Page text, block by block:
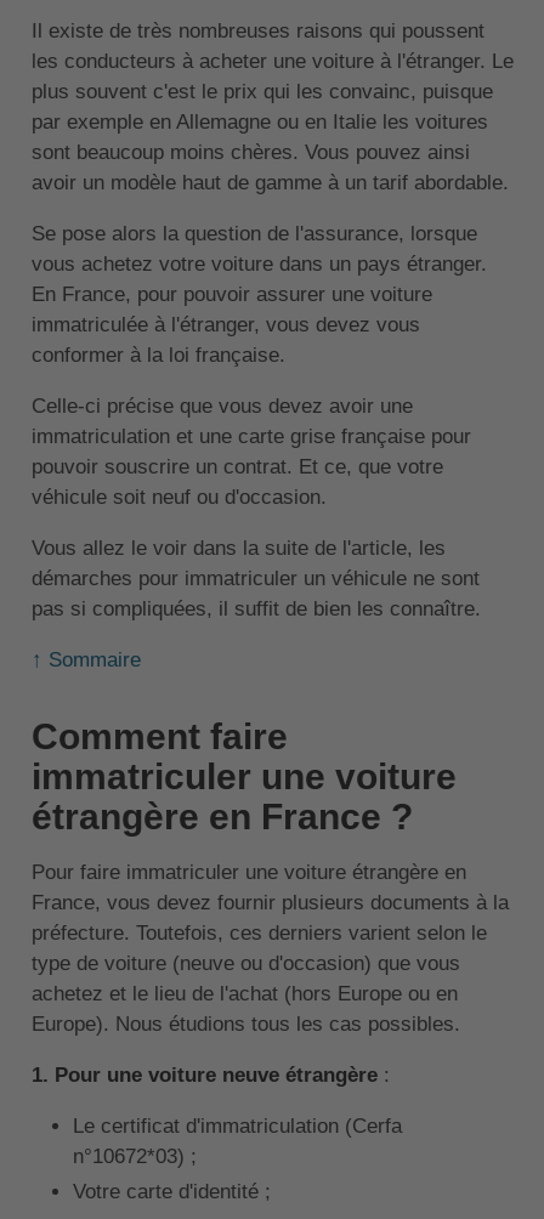
Il existe de très nombreuses raisons qui poussent
les conducteurs à acheter une voiture à l'étranger. Le
plus souvent c'est le prix qui les convainc, puisque
par exemple en Allemagne ou en Italie les voitures
sont beaucoup moins chères. Vous pouvez ainsi
avoir un modèle haut de gamme à un tarif abordable.
Se pose alors la question de l'assurance, lorsque
vous achetez votre voiture dans un pays étranger.
En France, pour pouvoir assurer une voiture
immatriculée à l'étranger, vous devez vous
conformer à la loi française.
Celle-ci précise que vous devez avoir une
immatriculation et une carte grise française pour
pouvoir souscrire un contrat. Et ce, que votre
véhicule soit neuf ou d'occasion.
Vous allez le voir dans la suite de l'article, les
démarches pour immatriculer un véhicule ne sont
pas si compliquées, il suffit de bien les connaître.
↑ Sommaire
Comment faire
immatriculer une voiture
étrangère en France ?
Pour faire immatriculer une voiture étrangère en
France, vous devez fournir plusieurs documents à la
préfecture. Toutefois, ces derniers varient selon le
type de voiture (neuve ou d'occasion) que vous
achetez et le lieu de l'achat (hors Europe ou en
Europe). Nous étudions tous les cas possibles.
1. Pour une voiture neuve étrangère:
Le certificat d'immatriculation (Cerfa
n°10672*03) ;
Votre carte d'identité ;